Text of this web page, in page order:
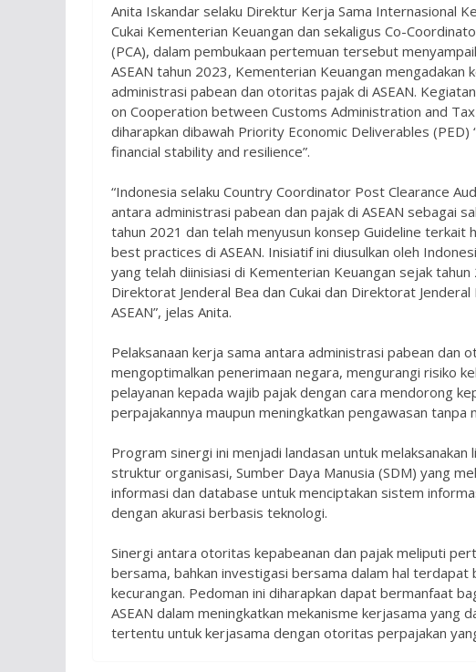
Anita Iskandar selaku Direktur Kerja Sama Internasional
Cukai Kementerian Keuangan dan sekaligus Co-
(PCA), dalam pembukaan pertemuan tersebut
ASEAN tahun 2023, Kementerian Keuangan
administrasi pabean dan otoritas pajak di ASEAN.
on Cooperation between Customs Administration and
diharapkan dibawah Priority Economic Deliverables
financial stability and resilience”.
“Indonesia selaku Country Coordinator Post Clearance
antara administrasi pabean dan pajak di ASEAN sebagai
tahun 2021 dan telah menyusun konsep Guideline
best practices di ASEAN. Inisiatif ini diusulkan oleh
yang telah diinisiasi di Kementerian Keuangan sejak
Direktorat Jenderal Bea dan Cukai dan Direktorat
ASEAN”, jelas Anita.
Pelaksanaan kerja sama antara administrasi pabean dan
mengoptimalkan penerimaan negara, mengurangi risiko
pelayanan kepada wajib pajak dengan cara mendorong
perpajakannya maupun meningkatkan pengawasan tanpa
Program sinergi ini menjadi landasan untuk
struktur organisasi, Sumber Daya Manusia (SDM) yang
informasi dan database untuk menciptakan sistem
dengan akurasi berbasis teknologi.
Sinergi antara otoritas kepabeanan dan pajak meliputi
bersama, bahkan investigasi bersama dalam hal terdapat
kecurangan. Pedoman ini diharapkan dapat bermanfaat
ASEAN dalam meningkatkan mekanisme kerjasama yang
tertentu untuk kerjasama dengan otoritas perpajakan